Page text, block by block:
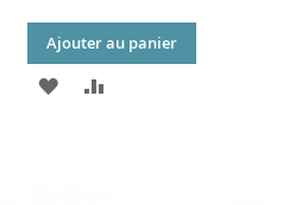
Ajouter au panier
AJOUTER